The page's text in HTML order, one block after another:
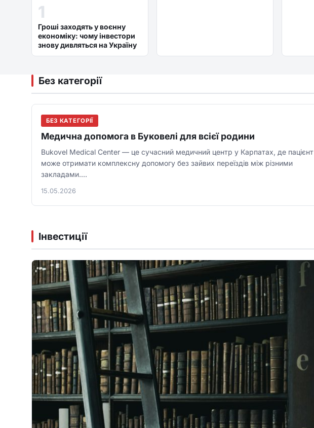
1
Гроші заходять у воєнну
економіку: чому інвестори
знову дивляться на Україну
Без категорії
БЕЗ КАТЕГОРІЇ
Медична допомога в Буковелі для всієї родини
Bukovel Medical Center — це сучасний медичний центр у Карпатах, де пацієнт
може отримати комплексну допомогу без зайвих переїздів між різними
закладами.…
15.05.2026
Інвестиції